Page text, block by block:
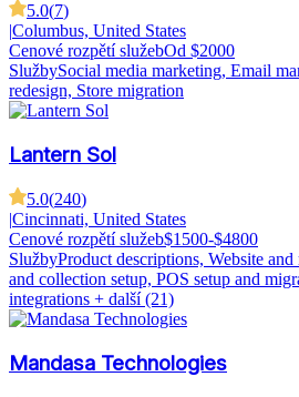
5.0(7)
|Columbus, United States
Cenové rozpětí služebOd $2000
SlužbySocial media marketing, Email
redesign, Store migration
Lantern Sol
5.0(240)
Cincinnati, United States
Cenové rozpětí služeb$1500-$4800
SlužbyProduct descriptions, Website
and collection setup, POS setup and
integrations + další (21)
Mandasa Technologies